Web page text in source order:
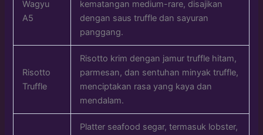
Wagyu
A5
kematangan medium-rare, disajikan
dengan saus truffle dan sayuran
panggang.
Risotto
Truffle
Risotto krim dengan jamur truffle hitam,
parmesan, dan sentuhan minyak truffle,
menciptakan rasa yang kaya dan
mendalam.
Platter seafood segar, termasuk lobster,